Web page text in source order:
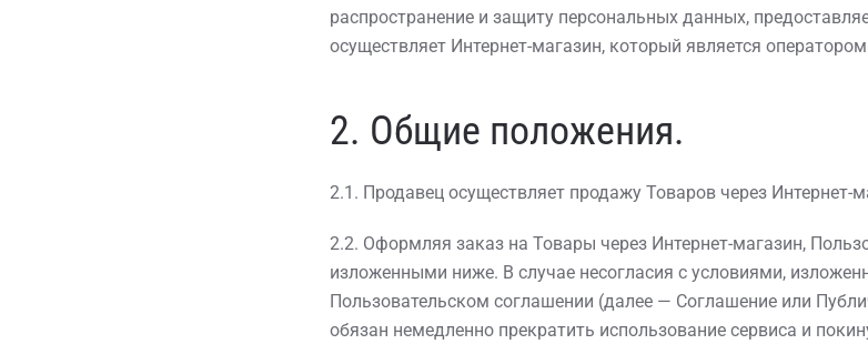
распространение и защиту персональных данных,
осуществляет Интернет-магазин, который является
2. Общие положения.
2.1. Продавец осуществляет продажу Товаров через Интернет-
2.2. Оформляя заказ на Товары через Интернет-магазин,
изложенными ниже. В случае несогласия с условиями,
Пользовательском соглашении (далее — Соглашение или
обязан немедленно прекратить использование сервиса и